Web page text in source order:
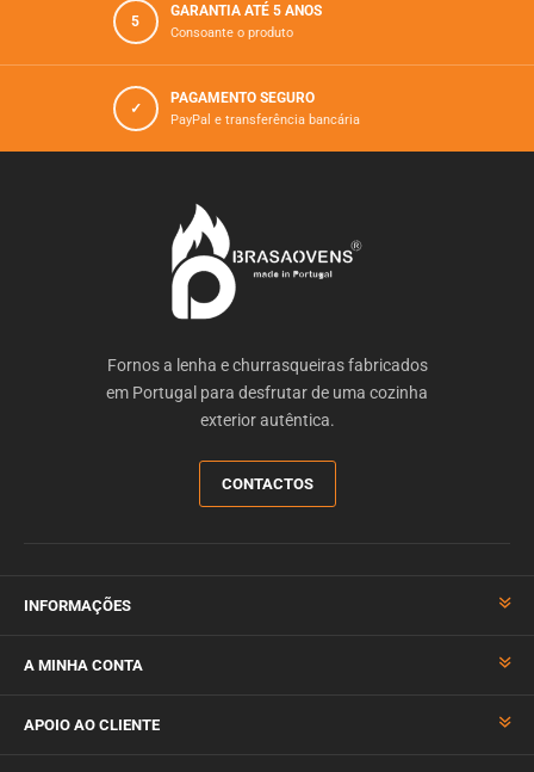
5
GARANTIA ATÉ 5 ANOS
Consoante o produto
✓
PAGAMENTO SEGURO
PayPal e transferência bancária
Fornos a lenha e churrasqueiras fabricados
em Portugal para desfrutar de uma cozinha
exterior autêntica.
CONTACTOS
INFORMAÇÕES
A MINHA CONTA
APOIO AO CLIENTE